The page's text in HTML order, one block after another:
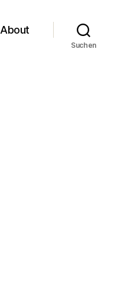
About
Suchen